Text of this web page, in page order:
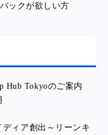
ックが欲しい方
Tokyoのご案内
ィア創出～リーンキ